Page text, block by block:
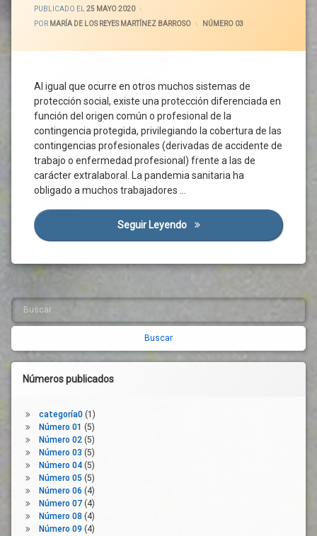
Sistema
Nacional
Teletrabajo
UGT
Estado
Estatuto De
Trabajadores
Familia
Futuro
Hogar
Horarios
Intimidad
Límites
De
Trabajo
Mensajes
Virtuales
Normativa
Ordenador
Poder De
Organización
Empresarial
Prevención
De
Riesgos
PUBLICADO EL 25 MAYO 2020
POR MARÍA DE LOS REYES MARTÍNEZ BARROSO CATEGORÍAS:
NÚMERO 03
Al igual que ocurre en otros muchos sistemas de
protección social, existe una protección diferenciada en
función del origen común o profesional de la
contingencia protegida, privilegiando la cobertura de las
contingencias profesionales (derivadas de accidente de
trabajo o enfermedad profesional) frente a las de
carácter extralaboral. La pandemia sanitaria ha
obligado a muchos trabajadores …
Seguir Leyendo La Protección Del
Covid-
Desplazamiento
Empresas
Enfermedad
Común
Enfermedad
Profesional
Estado
De
Alarma
Etiología
Laboral
Exposición
Temporal
Urgentes
Normativa
Parte
De
Baja
Prevención
Protección
De La
Salud
Protección
Del
Trabajador
Riesgo
Barra
lateral
derecha
Buscar:
Números publicados
categoría0(1)
Número 01 (5)
Número 02(5)
Número 03 (5)
Número 04(5)
Número 05 (5)
Número 06 (4)
Número 07(4)
Número 08 (4)
Número 09 (4)